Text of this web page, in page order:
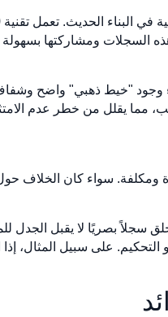
ومشاركتها بسهولة
مما يقلل من خطر عدم
ومكلفة. سواء كان الخلاف
الواقعي بزاوية 360 درجة تخلق
التحكيم. على سبيل المثال،